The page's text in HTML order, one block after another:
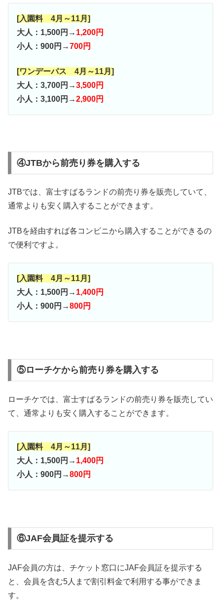
[入園料 4月～11月]
大人：1,500円→ 1,200円
小人：900円→700円
[ワンデーパス 4月～11月]
大人：3,700円→3,500円
小人：3,100円→2,900円
④JTBから前売り券を購入する
JTBでは、富士すばるランドの前売り券を販売していて、
通常よりも安く購入することができます。
JTBを経由すれば各コンビニから購入することができるの
で便利ですよ。
[入園料 4月～11月]
大人：1,500円→ 1,400円
小人：900円→800円
⑤ローチケから前売り券を購入する
ローチケでは、富士すばるランドの前売り券を販売してい
て、通常よりも安く購入することができます。
[入園料 4月～11月]
大人：1,500円→ 1,400円
小人：900円→800円
⑥JAF会員証を提示する
JAF会員の方は、チケット窓口にJAF会員証を提示する
と、会員を含む5人まで割引料金で利用する事ができま
す。